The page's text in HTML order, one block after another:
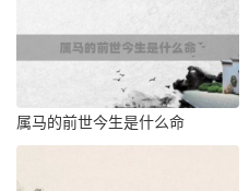
属马的前世今生是什么命